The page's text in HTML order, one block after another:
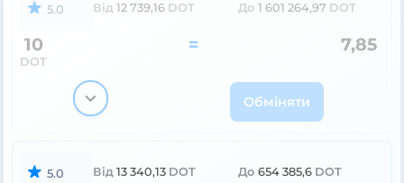
5.0 Від 12 739,16 DOT До 1 601 264,97 DOT
10
DOT
= 7,85
Обміняти
5.0 Від 13 340,13 DOT До 654 385,6 DOT